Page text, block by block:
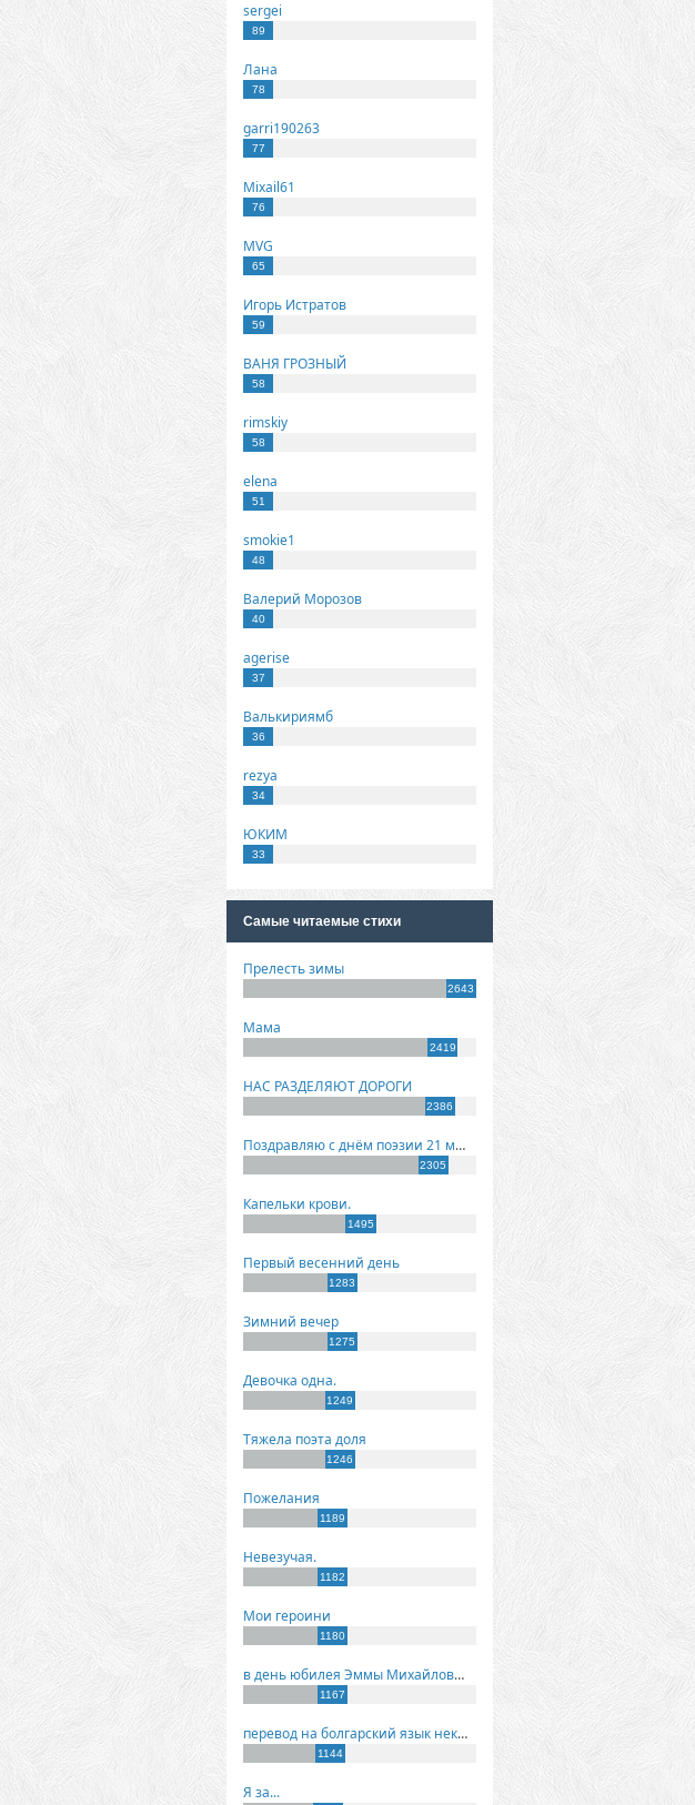
sergei
89
Лана
78
garri190263
77
Mixail61
76
MVG
65
Игорь Истратов
59
ВАНЯ ГРОЗНЫЙ
58
rimskiy
58
elena
51
smokie1
48
Валерий Морозов
40
agerise
37
Валькириямб
36
rezya
34
ЮКИМ
33
Самые читаемые стихи
Прелесть зимы
2643
Мама
2419
НАС РАЗДЕЛЯЮТ ДОРОГИ
2386
Поздравляю с днём поэзии 21 марта!
2305
Капельки крови.
1495
Первый весенний день
1283
Зимний вечер
1275
Девочка одна.
1249
Тяжела поэта доля
1246
Пожелания
1189
Невезучая.
1182
Мои героини
1180
в день юбилея Эммы Михайловны Киселевой
1167
перевод на болгарский язык некоторых моих стихов
1144
Я за...